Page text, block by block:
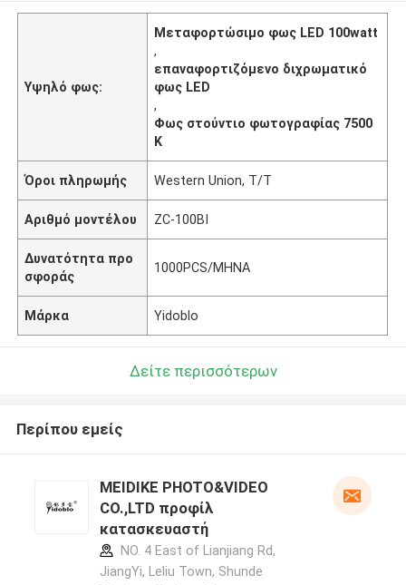
Υψηλό φως:
Μεταφορτώσιμο φως LED 100watt
,
επαναφορτιζόμενο διχρωματικό
φως LED
,
Φως στούντιο φωτογραφίας 7500
K
Όροι πληρωμής Western Union, T/T
Αριθμό μοντέλου ZC-100BI
Δυνατότητα προ
σφοράς
1000PCS/ΜΗΝΑ
Μάρκα Yidoblo
Δείτε περισσότερων
Περίπου εμείς
MEIDIKE PHOTO&VIDEO
CO.,LTD προφίλ
κατασκευαστή
NO. 4 East of Lianjiang Rd,
JiangYi, Leliu Town, Shunde